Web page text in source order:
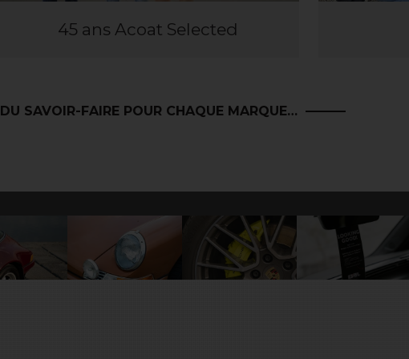
45 ans Acoat Selected
DU SAVOIR-FAIRE POUR CHAQUE MARQUE…